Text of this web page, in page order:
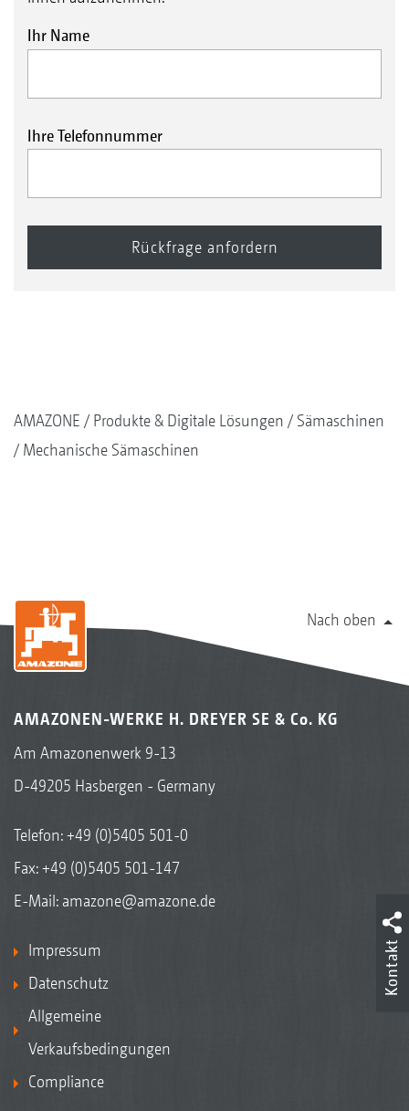
Ihr Name
Ihre Telefonnummer
AMAZONE Produkte & Digitale Lösungen
Sämaschinen
Mechanische Sämaschinen
Nach oben
AMAZONEN-WERKE H. DREYER SE & Co. KG
Am Amazonenwerk 9-13
D-49205 Hasbergen - Germany
Telefon:+49 (0)5405 501-0
Fax: +49 (0)5405 501-147
E-Mail: amazone@amazone.de
Impressum
Datenschutz
Allgemeine
Verkaufsbedingungen
Compliance
Kontakt